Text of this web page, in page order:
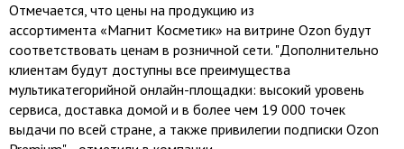
Отмечается, что цены на продукцию из
ассортимента «Магнит Косметик» на витрине Ozon будут
соответствовать ценам в розничной сети. "Дополнительно
клиентам будут доступны все преимущества
мультикатегорийной онлайн-площадки: высокий уровень
сервиса, доставка домой и в более чем 19 000 точек
выдачи по всей стране, а также привилегии подписки Ozon